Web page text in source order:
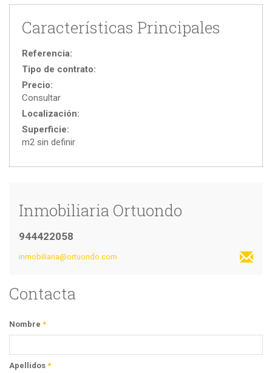
Características Principales
Referencia:
Tipo de contrato:
Precio:
Consultar
Localización:
Superficie:
m2 sin definir
Inmobiliaria Ortuondo
944422058
inmobiliaria@ortuondo.com
Contacta
Nombre *
Apellidos *